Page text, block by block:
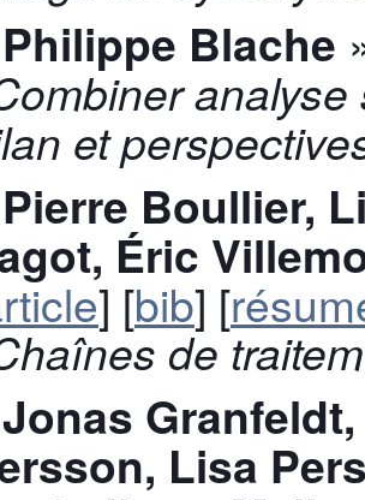
Philippe Blache
et
Pierre Boullier,
Éric
] [bib] [
de
Jonas
Lisa